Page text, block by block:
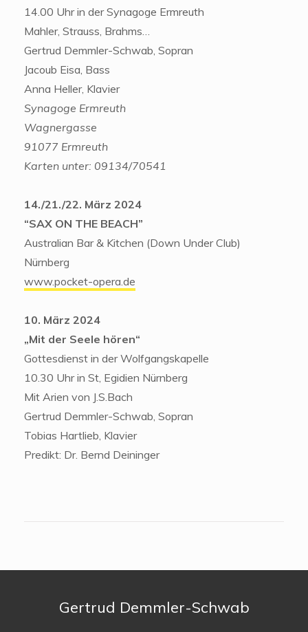
14.00 Uhr in der Synagoge Ermreuth
Mahler, Strauss, Brahms…
Gertrud Demmler-Schwab, Sopran
Jacoub Eisa, Bass
Anna Heller, Klavier
Synagoge Ermreuth
Wagnergasse
91077 Ermreuth
Karten unter: 09134/70541
14./21./22. März 2024
“SAX ON THE BEACH”
Australian Bar & Kitchen (Down Under Club)
Nürnberg
www.pocket-opera.de
10. März 2024
„Mit der Seele hören“
Gottesdienst in der Wolfgangskapelle
10.30 Uhr in St, Egidien Nürnberg
Mit Arien von J.S.Bach
Gertrud Demmler-Schwab, Sopran
Tobias Hartlieb, Klavier
Predikt: Dr. Bernd Deininger
Gertrud Demmler-Schwab